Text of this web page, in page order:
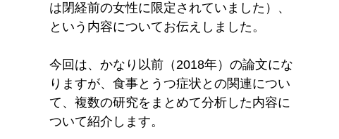
PTSD（心的外傷後ストレス障害） 睡眠障害
は閉経前の女性に限定されていました）、
という内容についてお伝えしました。
今回は、かなり以前（2018年）の論文にな
りますが、食事とうつ症状との関連につい
て、複数の研究をまとめて分析した内容に
ついて紹介します。